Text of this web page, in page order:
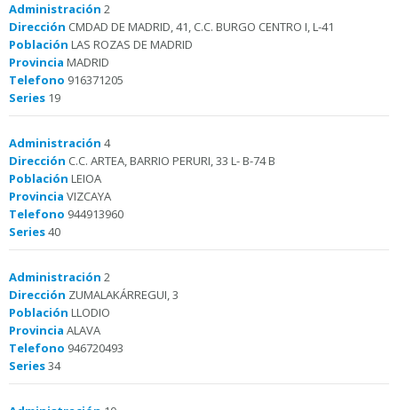
Administración 2
Dirección CMDAD DE MADRID, 41, C.C. BURGO CENTRO I, L-41
Población LAS ROZAS DE MADRID
Provincia MADRID
Telefono 916371205
Series 19
Administración 4
Dirección C.C. ARTEA, BARRIO PERURI, 33 L- B-74 B
Población LEIOA
Provincia VIZCAYA
Telefono 944913960
Series40
Administración 2
Dirección ZUMALAKÁRREGUI, 3
Población LLODIO
Provincia ALAVA
Telefono 946720493
Series34